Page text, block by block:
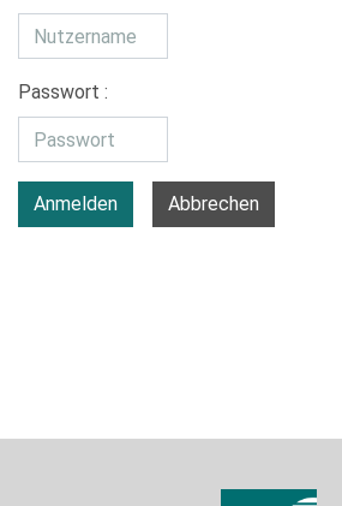
Passwort :
Anmelden Abbrechen